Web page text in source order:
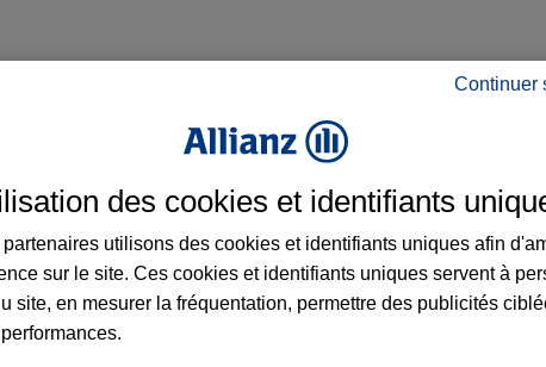
à Tonnerre et aux alentours :
Continuer
des cookies et identifiants
partenaires utilisons des cookies et identifiants uniques afin
sur le site. Ces cookies et identifiants uniques servent à
site, en mesurer la fréquentation, permettre des publicités